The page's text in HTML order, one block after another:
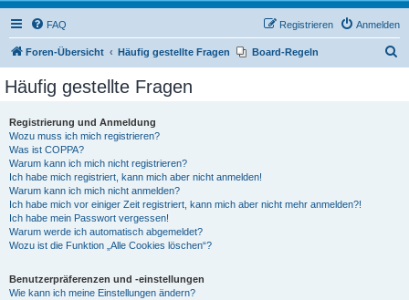
FAQ Anmelden
Registrieren
Foren-Übersicht Häufig gestellte Fragen Board-Regeln
Häufig gestellte Fragen
Registrierung und Anmeldung
Wozu muss ich mich registrieren?
Was ist COPPA?
Warum kann ich mich nicht registrieren?
Ich habe mich registriert, kann mich aber nicht anmelden!
Warum kann ich mich nicht anmelden?
Ich habe mich vor einiger Zeit registriert, kann mich aber nicht mehr anmelden?!
Ich habe mein Passwort vergessen!
Warum werde ich automatisch abgemeldet?
Wozu ist die Funktion „Alle Cookies löschen“?
Benutzerpräferenzen und -einstellungen
Wie kann ich meine Einstellungen ändern?